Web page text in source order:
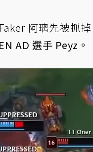
阿璃先被抓
AD 選手 Peyz。